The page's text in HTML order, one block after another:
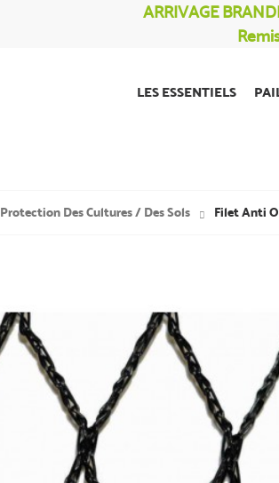
ARRIVAGE
LES ESSENTIELS
Protection Des Cultures / Des Sols Filet Anti